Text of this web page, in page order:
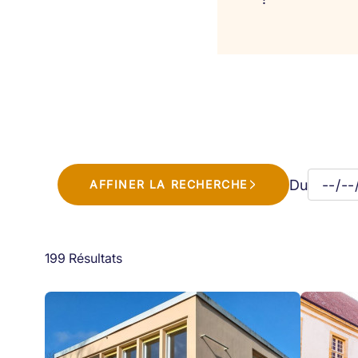
AFFINER LA RECHERCHE Du
199 Résultats